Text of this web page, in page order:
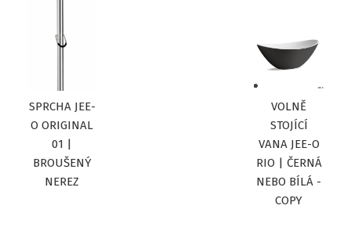
SPRCHA JEE-
O ORIGINAL
01 |
BROUŠENÝ
NEREZ
VOLNĚ
STOJÍCÍ
VANA JEE-O
RIO | ČERNÁ
NEBO BÍLÁ -
COPY